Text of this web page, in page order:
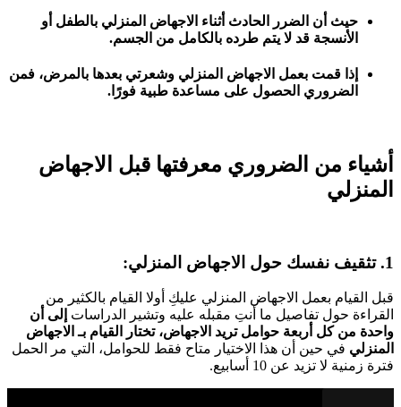
حيث أن الضرر الحادث أثناء الاجهاض المنزلي بالطفل أو
الأنسجة قد لا يتم طرده بالكامل من الجسم.
إذا قمت بعمل الاجهاض المنزلي وشعرتي بعدها بالمرض، فمن
الضروري الحصول على مساعدة طبية فورًا.
أشياء من الضروري معرفتها قبل الاجهاض
المنزلي
1. تثقيف نفسك حول الاجهاض المنزلي:
قبل القيام بعمل الاجهاض المنزلي عليكِ أولا القيام بالكثير من
القراءة حول تفاصيل ما أنتِ مقبله عليه وتشير الدراسات إلى أن
واحدة من كل أربعة حوامل تريد الاجهاض، تختار القيام بـ الاجهاض
المنزلي في حين أن هذا الاختيار متاح فقط للحوامل، التي مر الحمل
فترة زمنية لا تزيد عن 10 أسابيع.